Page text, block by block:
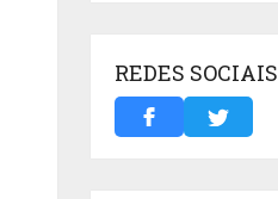
REDES SOCIAIS